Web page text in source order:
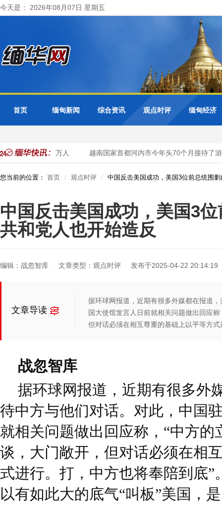
今天是： 2026年08月07日 星期五
首页 缅甸新闻 综合资讯 观点时评 缅甸经济
估可达到3440万人 越南国家首都河内市今年头70个月接待了游
您当前的位置： 首页 观点时评 中国反击美国成功，美国3位前总统围
中国反击美国成功，美国3
共和党人也开始造反
编辑：战忽智库 文章类型：观点时评 发布于2025-04-22 20:14:19
文章导读
据环球网报道，近期有很多外媒都在报道
国大使馆发言人日前就相关问题做出回应
但对话必须在相互尊重的基础上以平等方
战忽智库
据环球网报道，近期有很多外
待中方与他们对话。对此，中国
就相关问题做出回应称，“中方的
谈，大门敞开，但对话必须在相
式进行。打，中方也将奉陪到底”
以有如此大的底气“叫板”美国，